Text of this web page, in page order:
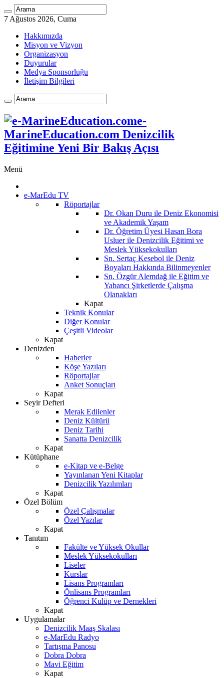
7 Ağustos 2026, Cuma
Hakkımızda
Misyon ve Vizyon
Organizasyon
Duyurular
Medya Sponsorluğu
İletişim Bilgileri
e-
MarineEducation.com Denizcilik
Eğitimine Yeni Bir Bakış Açısı
Menü
e-MarEdu TV
Röportajlar
Dr. Okan Duru ile Deniz Ekonomisi
ve Akademik Yaşam
Dr. Öğretim Üyesi Hasan Bora
Usluer ile Denizcilik Eğitimi ve
Meslek Yüksekokulları
Sn. Sertaç Kesebol ile Deniz
Boyaları Hakkında Bilinmeyenler
Sn. Özgür Alemdağ ile Eğitim ve
Yabancı Şirketlerde Çalışma
Olanakları
Kapat
Teknik Konular
Diğer Konular
Çeşitli Videolar
Kapat
Denizden
Haberler
Köşe Yazıları
Röportajlar
Anket Sonuçları
Kapat
Seyir Defteri
Merak Edilenler
Deniz Kültürü
Deniz Tarihi
Sanatta Denizcilik
Kapat
Kütüphane
e-Kitap ve e-Belge
Yayınlanan Yeni Kitaplar
Denizcilik Yazılımları
Kapat
Özel Bölüm
Özel Çalışmalar
Özel Yazılar
Kapat
Tanıtım
Fakülte ve Yüksek Okullar
Meslek Yüksekokulları
Liseler
Kurslar
Lisans Programları
Önlisans Programları
Öğrenci Kulüp ve Dernekleri
Kapat
Uygulamalar
Denizcilik Maaş Skalası
e-MarEdu Radyo
Tartışma Panosu
Dobra Dobra
Mavi Eğitim
Kapat